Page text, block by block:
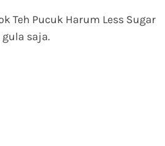
Teh Pucuk Harum Less Sugar
saja.